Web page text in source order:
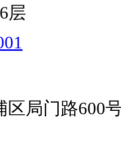
层
区局门路600